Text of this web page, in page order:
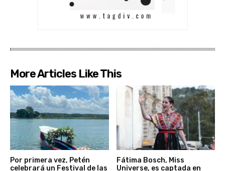
More Articles Like This
Por primera vez, Petén
celebrará un Festival de las
Fátima Bosch, Miss
Universe, es captada en